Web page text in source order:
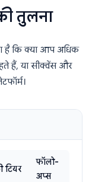
तुलना
है कि क्या आप अधिक
हैं, या सीक्वेंस और
टियर
फॉलो-
अप्स